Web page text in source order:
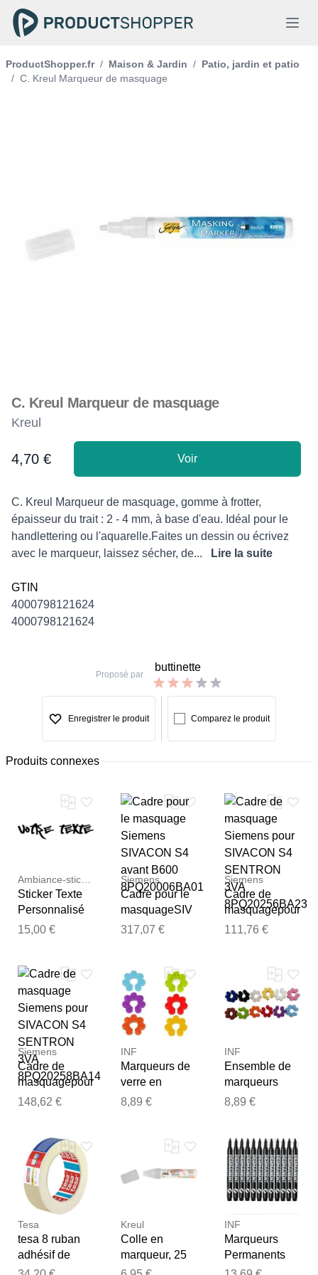
ProductShopper.fr / Maison & Jardin / Patio, jardin et patio
/ C. Kreul Marqueur de masquage
C. Kreul Marqueur de masquage
Kreul
Product information
4,70 € Voir
Description
C. Kreul Marqueur de masquage, gomme à frotter,
épaisseur du trait : 2 - 4 mm, à base d'eau. Idéal pour le
handlettering ou l'aquarelle.Faites un dessin ou écrivez
avec le marqueur, laissez sécher, de...
Lire la suite
GTIN
4000798121624
4000798121624
Proposé par
buttinette
Enregistrer le produit Comparez le produit
Produits connexes
Ambiance-sticker
Sticker Texte
Personnalisé
Marqueur
15,00 €
Siemens
Cadre pour le
masquageSIV
ACON S4
01
317,07 €
Siemens
Cadre de
masquagepour
SIVACON S4
8PQ20256BA
23
111,76 €
Siemens
Cadre de
masquagepour
SIVACON S4
8PQ20258BA
14
148,62 €
INF
Marqueurs de
verre en
silicone - Lot
multicolores
réutilisables
8,89 €
INF
Ensemble de
marqueurs
pour verres à
marqueurs en
silicone forme
fleur de prunier
avec étui
8,89 €
Tesa
tesa 8 ruban
adhésif de
masquage
Kreul
Colle en
marqueur, 25
ml
INF
Marqueurs
Permanents
Pointe Fine
examiner vos commentaires
avant de les publier.